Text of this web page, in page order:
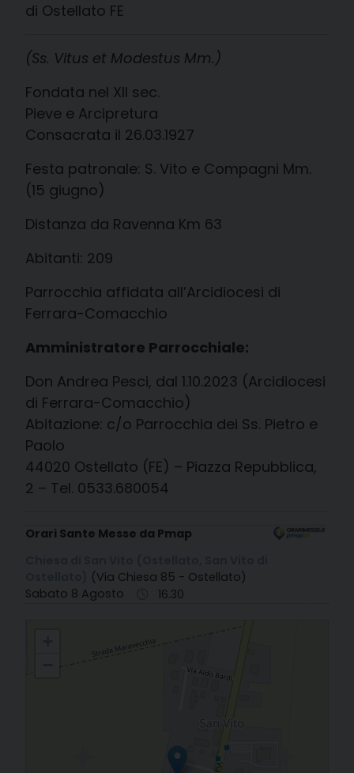
di Ostellato FE
(Ss. Vitus et Modestus Mm.)
Fondata nel XII sec.
Pieve e Arcipretura
Consacrata il 26.03.1927
Festa patronale: S. Vito e Compagni Mm.
(15 giugno)
Distanza da Ravenna Km 63
Abitanti: 209
Parrocchia affidata all’Arcidiocesi di
Ferrara-Comacchio
Amministratore Parrocchiale:
Don Andrea Pesci, dal 1.10.2023 (Arcidiocesi
di Ferrara-Comacchio)
Abitazione: c/o Parrocchia dei Ss. Pietro e
Paolo
44020 Ostellato (FE) – Piazza Repubblica,
2 – Tel. 0533.680054
Orari Sante Messe da Pmap
(Via Chiesa 85 - Ostellato)
Sabato 8 Agosto
16.30